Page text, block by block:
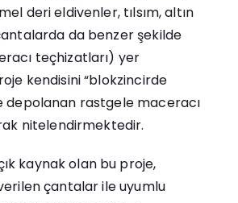
deri eldivenler, tılsım, altın
da benzer şekilde
teçhizatları) yer
kendisini “blokzincirde
depolanan rastgele maceracı
nitelendirmektedir.
kaynak olan bu proje,
çantalar ile uyumlu